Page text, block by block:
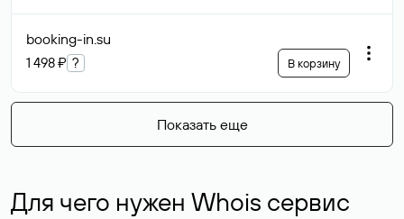
booking-in.su
1 498 ₽ ? В корзину
Показать еще
Для чего нужен Whois сервис